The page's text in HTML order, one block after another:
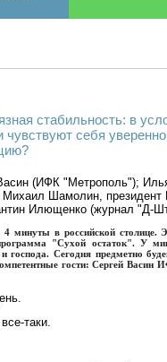
стабильность: в
чувствуют себя
(ИФК "Метрополь");
Шамолин, президент
Илющенко (журнал "Д-
4 минуты в российской столице.
"Сухой остаток". У
господа. Сегодня предметно
гости: Сергей Васин
таки.